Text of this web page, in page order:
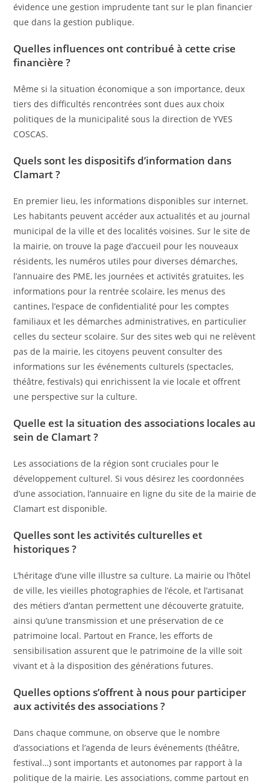
évidence une gestion imprudente tant sur le plan financier
que dans la gestion publique.
Quelles influences ont contribué à cette crise
financière ?
Même si la situation économique a son importance, deux
tiers des difficultés rencontrées sont dues aux choix
politiques de la municipalité sous la direction de YVES
COSCAS.
Quels sont les dispositifs d’information dans
Clamart ?
En premier lieu, les informations disponibles sur internet.
Les habitants peuvent accéder aux actualités et au journal
municipal de la ville et des localités voisines. Sur le site de
la mairie, on trouve la page d’accueil pour les nouveaux
résidents, les numéros utiles pour diverses démarches,
l’annuaire des PME, les journées et activités gratuites, les
informations pour la rentrée scolaire, les menus des
cantines, l’espace de confidentialité pour les comptes
familiaux et les démarches administratives, en particulier
celles du secteur scolaire. Sur des sites web qui ne relèvent
pas de la mairie, les citoyens peuvent consulter des
informations sur les événements culturels (spectacles,
théâtre, festivals) qui enrichissent la vie locale et offrent
une perspective sur la culture.
Quelle est la situation des associations locales au
sein de Clamart ?
Les associations de la région sont cruciales pour le
développement culturel. Si vous désirez les coordonnées
d’une association, l’annuaire en ligne du site de la mairie de
Clamart est disponible.
Quelles sont les activités culturelles et
historiques ?
L’héritage d’une ville illustre sa culture. La mairie ou l’hôtel
de ville, les vieilles photographies de l’école, et l’artisanat
des métiers d’antan permettent une découverte gratuite,
ainsi qu’une transmission et une préservation de ce
patrimoine local. Partout en France, les efforts de
sensibilisation assurent que le patrimoine de la ville soit
vivant et à la disposition des générations futures.
Quelles options s’offrent à nous pour participer
aux activités des associations ?
Dans chaque commune, on observe que le nombre
d’associations et l’agenda de leurs événements (théâtre,
festival…) sont importants et autonomes par rapport à la
politique de la mairie. Les associations, comme partout en